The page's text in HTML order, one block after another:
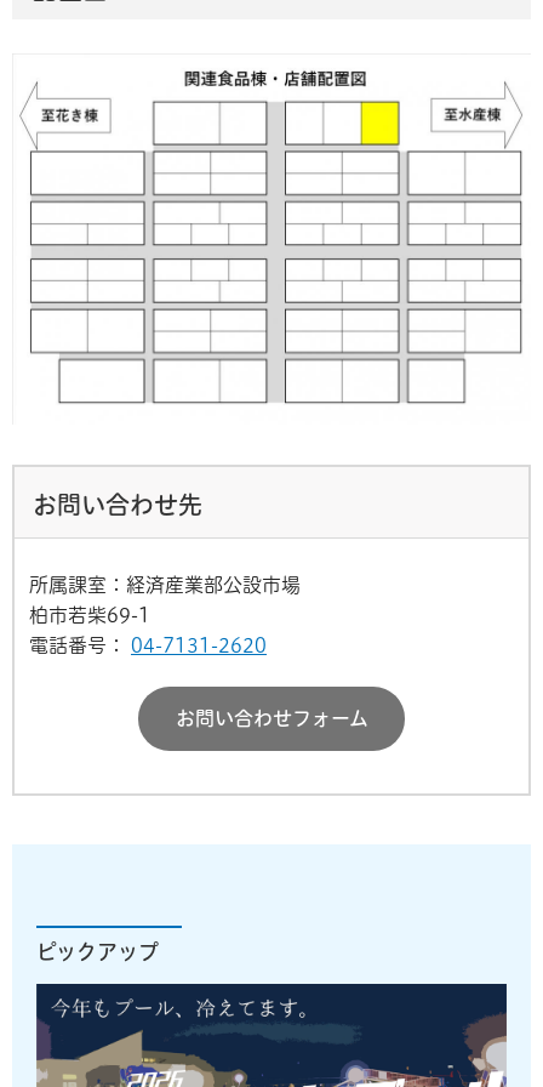
お問い合わせ先
所属課室：経済産業部公設市場
柏市若柴69-1
電話番号：
04-7131-2620
お問い合わせフォーム
ピックアップ